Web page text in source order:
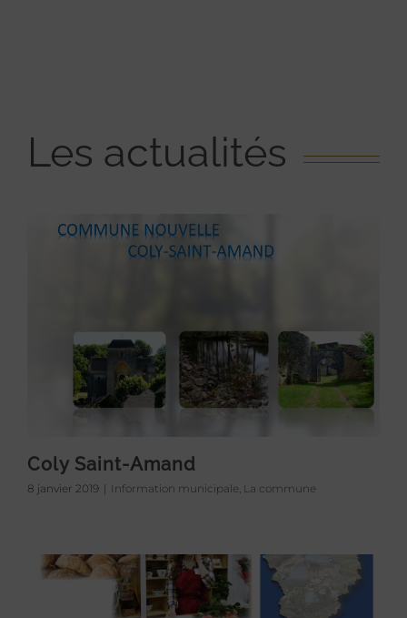
Les actualités
Coly Saint-Amand
8 janvier 2019 | Information municipale La commune